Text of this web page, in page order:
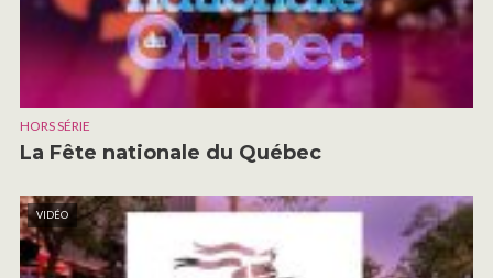
HORS SÉRIE
La Fête nationale du Québec
VIDÉO